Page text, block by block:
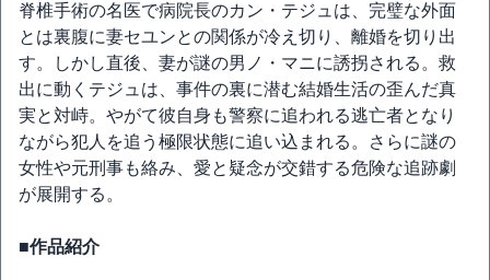
脊椎手術の名医で病院長のカン・テジュは、完璧な外面
とは裏腹に妻セユンとの関係が冷え切り、離婚を切り出
す。しかし直後、妻が謎の男ノ・マニに誘拐される。救
出に動くテジュは、事件の裏に潜む結婚生活の歪んだ真
実と対峙。やがて彼自身も警察に追われる逃亡者となり
ながら犯人を追う極限状態に追い込まれる。さらに謎の
女性や元刑事も絡み、愛と疑念が交錯する危険な追跡劇
が展開する。
■作品紹介